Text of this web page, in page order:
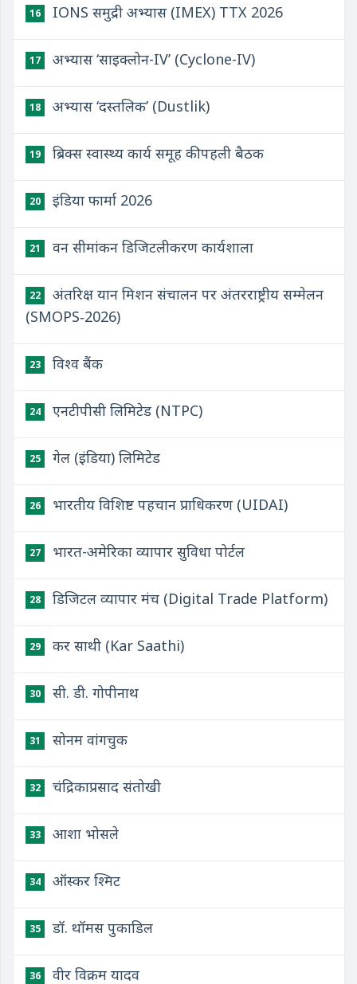
16 IONS समुद्री अभ्यास (IMEX) TTX 2026
17 अभ्यास ‘साइक्लोन-IV’ (Cyclone-IV)
18 अभ्यास ‘दस्तलिक’ (Dustlik)
19 ब्रिक्स स्वास्थ्य कार्य समूह की पहली बैठक
20 इंडिया फार्मा 2026
21 वन सीमांकन डिजिटलीकरण कार्यशाला
22
अंतरिक्ष यान मिशन संचालन पर अंतरराष्ट्रीय सम्मेलन
(SMOPS‑2026)
23 विश्व बैंक
24 एनटीपीसी लिमिटेड (NTPC)
25 गेल (इंडिया) लिमिटेड
26 भारतीय विशिष्ट पहचान प्राधिकरण (UIDAI)
27 भारत-अमेरिका व्यापार सुविधा पोर्टल
28 डिजिटल व्यापार मंच (Digital Trade Platform)
29 कर साथी (Kar Saathi)
30 सी. डी. गोपीनाथ
31 सोनम वांगचुक
32 चंद्रिकाप्रसाद संतोखी
33 आशा भोसले
34 ऑस्कर श्मिट
35 डॉ. थॉमस पुकाडिल
36 वीर विक्रम यादव